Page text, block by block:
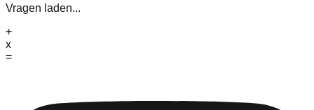
Vragen laden...
+
x
=